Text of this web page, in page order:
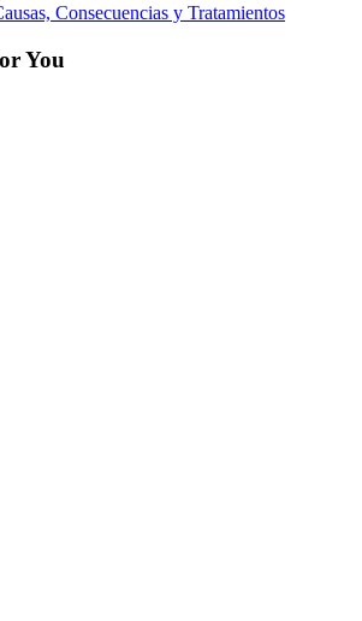
Consecuencias y Tratamientos
You